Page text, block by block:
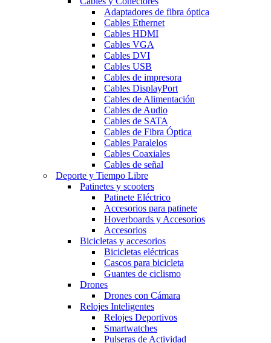
Adaptadores de fibra óptica
Cables Ethernet
Cables HDMI
Cables VGA
Cables DVI
Cables USB
Cables de impresora
Cables DisplayPort
Cables de Alimentación
Cables de Audio
Cables de SATA
Cables de Fibra Óptica
Cables Paralelos
Cables Coaxiales
Cables de señal
Deporte y Tiempo Libre
Patinetes y scooters
Patinete Eléctrico
Accesorios para patinete
Hoverboards y Accesorios
Accesorios
Bicicletas y accesorios
Bicicletas eléctricas
Cascos para bicicleta
Guantes de ciclismo
Drones
Drones con Cámara
Relojes Inteligentes
Relojes Deportivos
Smartwatches
Pulseras de Actividad